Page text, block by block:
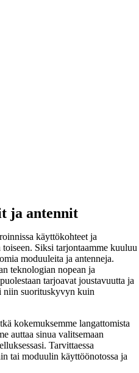
ja antennit
käyttökohteet ja
Siksi tarjontaamme kuuluu
moduuleita ja antenneja.
teknologian nopean ja
tarjoavat joustavuutta ja
niin suorituskyvyn kuin
kokemuksemme langattomista
auttaa sinua valitsemaan
Tarvittaessa
tai moduulin käyttöönotossa ja